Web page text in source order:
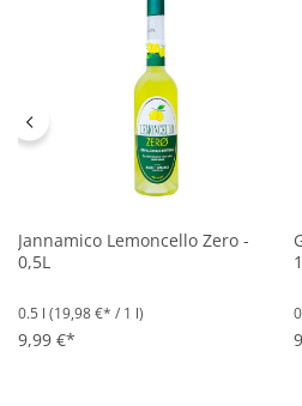
Jannamico Lemoncello Zero -
0,5L
0.5 l (19,98 €* / 1 l)
9,99 €*